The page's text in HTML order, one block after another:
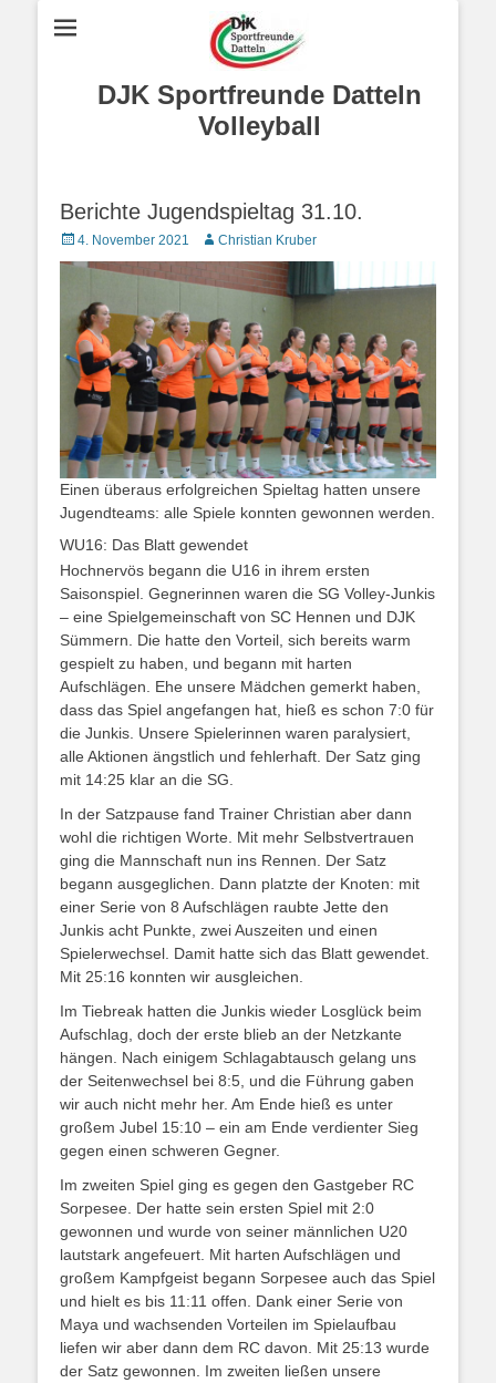
DJK Sportfreunde Datteln
Volleyball
Berichte Jugendspieltag 31.10.
Posted
on
4. November 2021 AutorChristian Kruber
Einen überaus erfolgreichen Spieltag hatten unsere
Jugendteams: alle Spiele konnten gewonnen werden.
WU16: Das Blatt gewendet
Hochnervös begann die U16 in ihrem ersten
Saisonspiel. Gegnerinnen waren die SG Volley-Junkis
– eine Spielgemeinschaft von SC Hennen und DJK
Sümmern. Die hatte den Vorteil, sich bereits warm
gespielt zu haben, und begann mit harten
Aufschlägen. Ehe unsere Mädchen gemerkt haben,
dass das Spiel angefangen hat, hieß es schon 7:0 für
die Junkis. Unsere Spielerinnen waren paralysiert,
alle Aktionen ängstlich und fehlerhaft. Der Satz ging
mit 14:25 klar an die SG.
In der Satzpause fand Trainer Christian aber dann
wohl die richtigen Worte. Mit mehr Selbstvertrauen
ging die Mannschaft nun ins Rennen. Der Satz
begann ausgeglichen. Dann platzte der Knoten: mit
einer Serie von 8 Aufschlägen raubte Jette den
Junkis acht Punkte, zwei Auszeiten und einen
Spielerwechsel. Damit hatte sich das Blatt gewendet.
Mit 25:16 konnten wir ausgleichen.
Im Tiebreak hatten die Junkis wieder Losglück beim
Aufschlag, doch der erste blieb an der Netzkante
hängen. Nach einigem Schlagabtausch gelang uns
der Seitenwechsel bei 8:5, und die Führung gaben
wir auch nicht mehr her. Am Ende hieß es unter
großem Jubel 15:10 – ein am Ende verdienter Sieg
gegen einen schweren Gegner.
Im zweiten Spiel ging es gegen den Gastgeber RC
Sorpesee. Der hatte sein ersten Spiel mit 2:0
gewonnen und wurde von seiner männlichen U20
lautstark angefeuert. Mit harten Aufschlägen und
großem Kampfgeist begann Sorpesee auch das Spiel
und hielt es bis 11:11 offen. Dank einer Serie von
Maya und wachsenden Vorteilen im Spielaufbau
liefen wir aber dann dem RC davon. Mit 25:13 wurde
der Satz gewonnen. Im zweiten ließen unsere